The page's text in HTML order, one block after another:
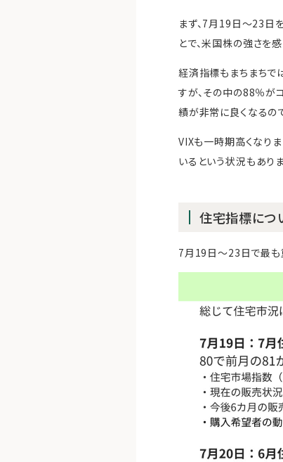
まず、7月19日～23日
とで、米国株の強さを
経済指標もまちまちで
すが、その中の88％が
績が非常に良くなるの
VIXも一時期高くなり
いるという状況もあり
住宅指標につ
7月19日～23日で最も